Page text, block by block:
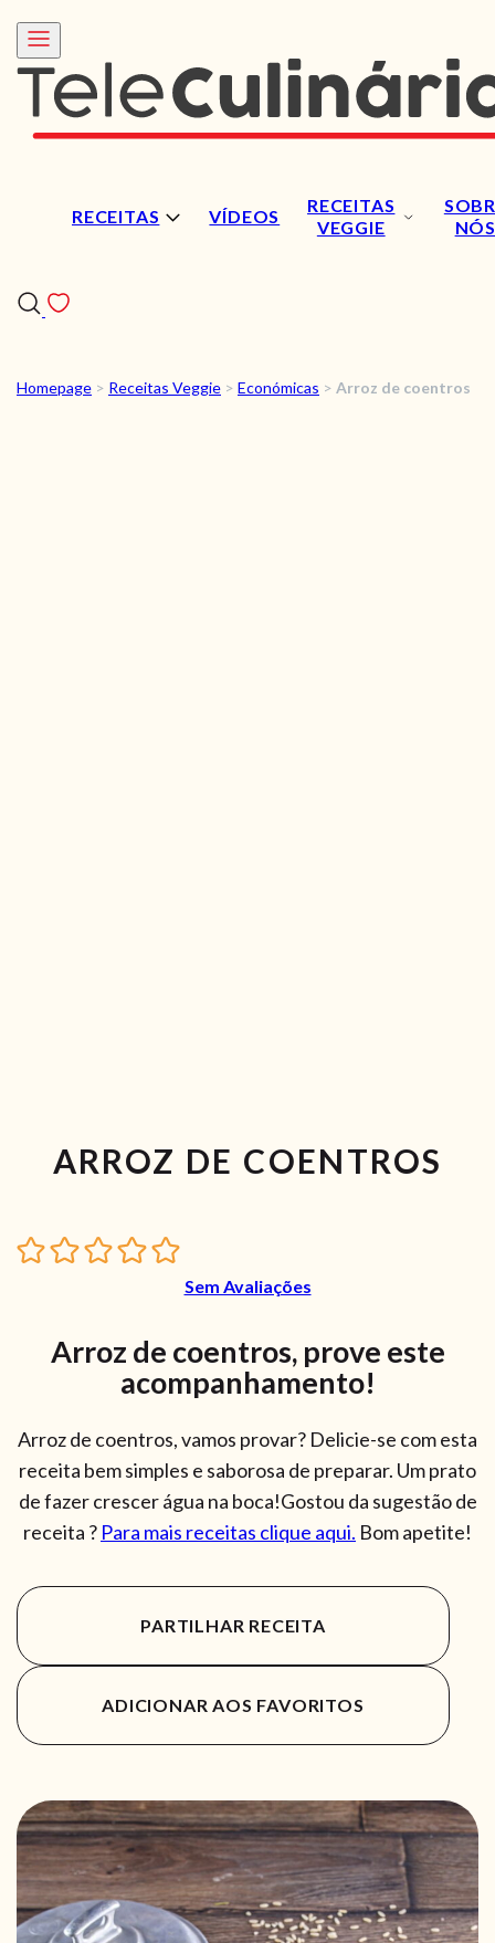
RECEITAS VÍDEOS
RECEITAS
VEGGIE
NÓS
RECEITAS
Homepage > Receitas Veggie > Económicas > Arroz de coentros
ARROZ DE COENTROS
Sem Avaliações
Arroz de coentros, prove este
acompanhamento!
Arroz de coentros, vamos provar? Delicie-se com esta
receita bem simples e saborosa de preparar. Um prato
de fazer crescer água na boca!Gostou da sugestão de
receita ? Para mais receitas clique aqui. Bom apetite!
PARTILHAR RECEITA
ADICIONAR AOS FAVORITOS